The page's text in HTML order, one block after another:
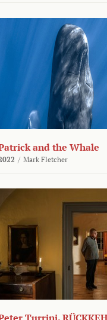
and the Whale
/ Mark Fletcher